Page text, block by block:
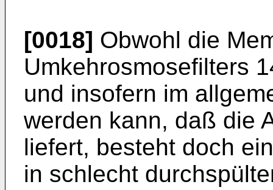
[0018] Obwohl die
Umkehrosmosefilters
und insofern im
werden kann, daß die
liefert, besteht doch
in schlecht